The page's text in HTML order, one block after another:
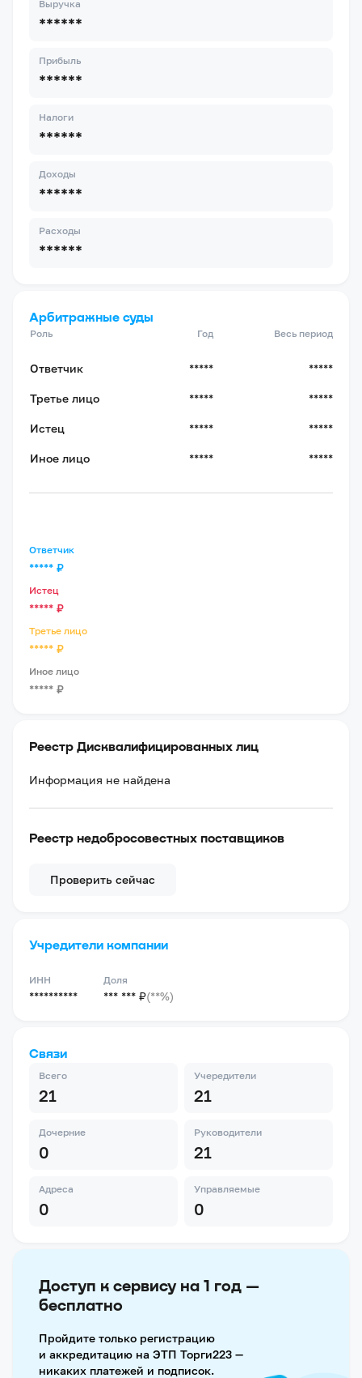
Выручка
******
Прибыль
******
Налоги
******
Доходы
******
Расходы
******
Арбитражные суды
Роль Год Весь период
Ответчик ***** *****
Третье лицо ***** *****
Истец ***** *****
Иное лицо ***** *****
Ответчик
***** ₽
Истец
***** ₽
Третье лицо
***** ₽
Иное лицо
***** ₽
Реестр Дисквалифицированных лиц
Информация не найдена
Реестр недобросовестных поставщиков
Проверить сейчас
Учредители компании
ИНН
**********
Доля
*** *** ₽(**%)
Связи
Всего
21
Учередители
21
Дочерние
0
Руководители
21
Адреса
0
Управляемые
0
Доступ к сервису на 1 год —
бесплатно
Пройдите только регистрацию
и аккредитацию на ЭТП Торги223 —
никаких платежей и подписок.